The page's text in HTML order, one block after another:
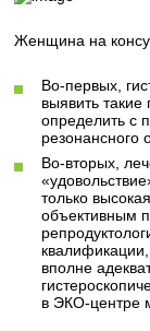
Женщина на
Во-первых,
выявить
определить с
резонансного
Во-вторых,
только
объективным
вполне
в ЭКО-центре